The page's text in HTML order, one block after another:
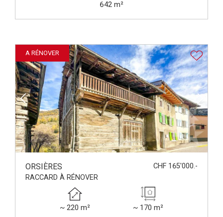
642 m²
A RÉNOVER
ORSIÈRES
CHF 165'000.-
RACCARD À RÉNOVER
~ 220 m² ~ 170 m²